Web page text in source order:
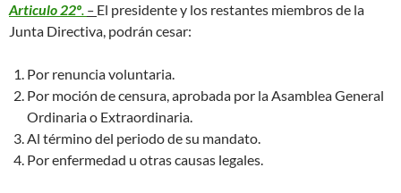
Articulo 22º. – El presidente y los restantes miembros de la
Junta Directiva, podrán cesar:
Por renuncia voluntaria.
Por moción de censura, aprobada por la Asamblea General
Ordinaria o Extraordinaria.
Al término del periodo de su mandato.
Por enfermedad u otras causas legales.